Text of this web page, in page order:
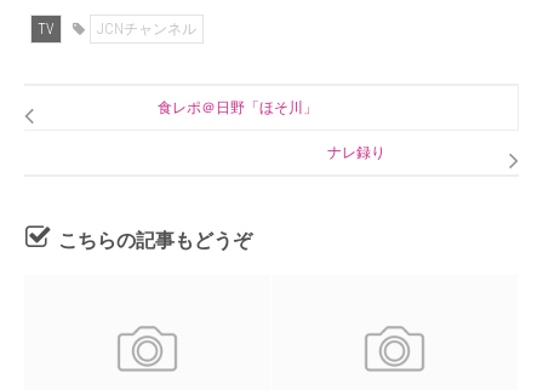
TV JCNチャンネル
食レポ＠日野「ほそ川」
ナレ録り
こちらの記事もどうぞ